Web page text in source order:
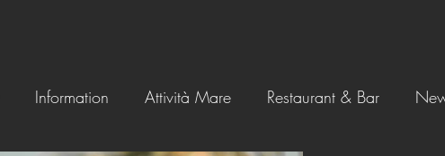
Information Attività Mare Restaurant & Bar